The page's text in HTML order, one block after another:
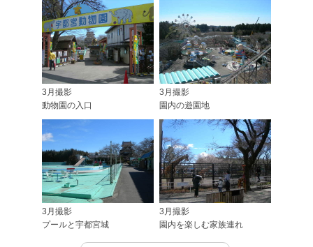
3月撮影
動物園の入口
3月撮影
園内の遊園地
3月撮影
プールと宇都宮城
3月撮影
園内を楽しむ家族連れ